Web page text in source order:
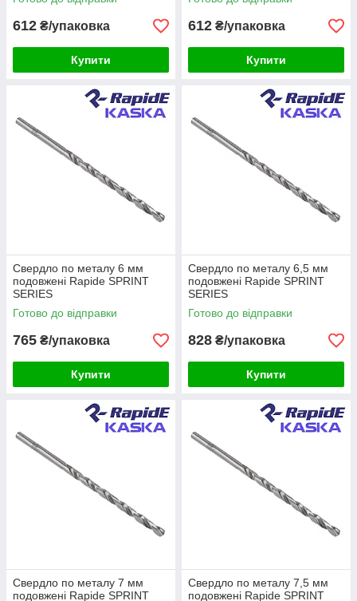
612 ₴/упаковка
Купити
612 ₴/упаковка
Купити
Свердло по металу 6 мм
подовжені Rapide SPRINT
SERIES
Готово до відправки
765 ₴/упаковка
Купити
Свердло по металу 6,5 мм
подовжені Rapide SPRINT
SERIES
Готово до відправки
828 ₴/упаковка
Купити
Свердло по металу 7 мм
подовжені Rapide SPRINT
Свердло по металу 7,5 мм
подовжені Rapide SPRINT